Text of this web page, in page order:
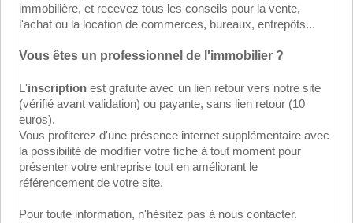
immobilière, et recevez tous les conseils pour la vente,
l'achat ou la location de commerces, bureaux, entrepôts...
Vous êtes un professionnel de l'immobilier ?
L'inscription est gratuite avec un lien retour vers notre site
(vérifié avant validation) ou payante, sans lien retour (10
euros).
Vous profiterez d'une présence internet supplémentaire avec
la possibilité de modifier votre fiche à tout moment pour
présenter votre entreprise tout en améliorant le
référencement de votre site.
Pour toute information, n'hésitez pas à nous contacter.